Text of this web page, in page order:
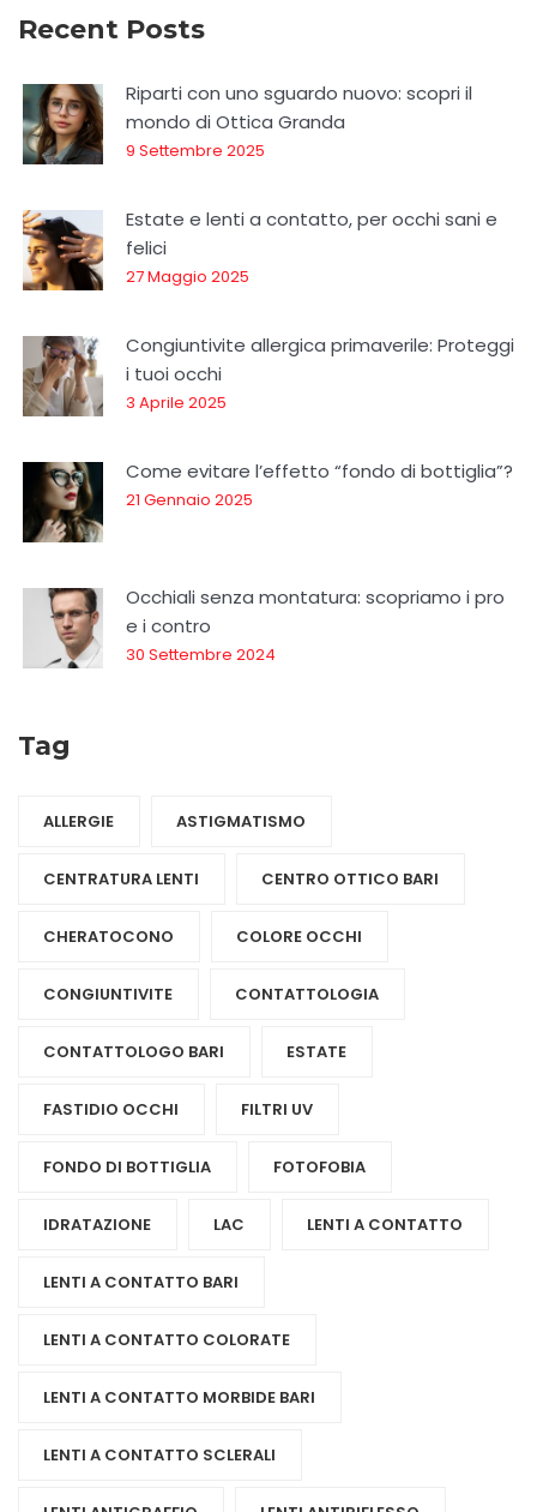
Recent Posts
Riparti con uno sguardo nuovo: scopri il
mondo di Ottica Granda
9 Settembre 2025
Estate e lenti a contatto, per occhi sani e
felici
27 Maggio 2025
Congiuntivite allergica primaverile: Proteggi
i tuoi occhi
3 Aprile 2025
Come evitare l’effetto “fondo di bottiglia”?
21 Gennaio 2025
Occhiali senza montatura: scopriamo i pro
e i contro
30 Settembre 2024
Tag
ALLERGIE ASTIGMATISMO
CENTRATURA LENTI CENTRO OTTICO BARI
CHERATOCONO COLORE OCCHI
CONGIUNTIVITE CONTATTOLOGIA
CONTATTOLOGO BARI ESTATE
FASTIDIO OCCHI FILTRI UV
FONDO DI BOTTIGLIA FOTOFOBIA
IDRATAZIONE LAC LENTI A CONTATTO
LENTI A CONTATTO BARI
LENTI A CONTATTO COLORATE
LENTI A CONTATTO MORBIDE BARI
LENTI A CONTATTO SCLERALI